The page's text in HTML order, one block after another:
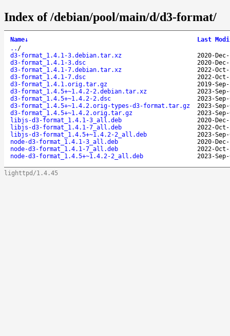
Index of /debian/pool/main/d/d3-format/
Name↓
Last
.. /
d3-format_1.4.1-3.debian.tar.xz
2020-
d3-format_1.4.1-3.dsc
2020-
d3-format_1.4.1-7.debian.tar.xz
2022-
d3-format_1.4.1-7.dsc
2022-
d3-format_1.4.1.orig.tar.gz
2019-
d3-format_1.4.5+~1.4.2-2.debian.tar.xz
2023-
d3-format_1.4.5+~1.4.2-2.dsc
2023-
d3-format_1.4.5+~1.4.2.orig-types-d3-format.tar.gz
2023-
d3-format_1.4.5+~1.4.2.orig.tar.gz
2023-
libjs-d3-format_1.4.1-3_all.deb
2020-
libjs-d3-format_1.4.1-7_all.deb
2022-
libjs-d3-format_1.4.5+~1.4.2-2_all.deb
2023-
node-d3-format_1.4.1-3_all.deb
2020-
node-d3-format_1.4.1-7_all.deb
2022-
node-d3-format_1.4.5+~1.4.2-2_all.deb
2023-
lighttpd/1.4.45